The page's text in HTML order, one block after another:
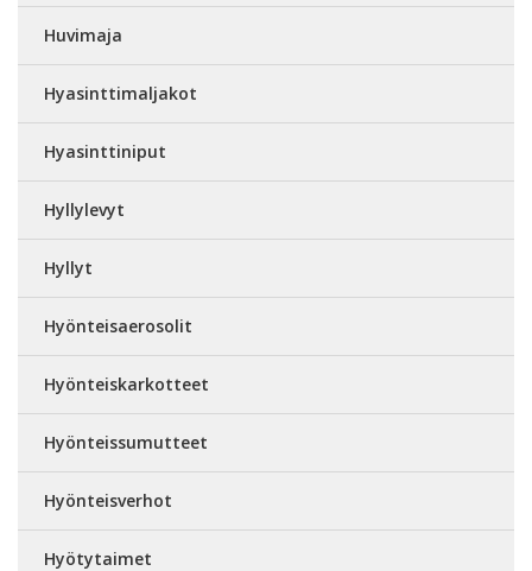
Huvimaja
Hyasinttimaljakot
Hyasinttiniput
Hyllylevyt
Hyllyt
Hyönteisaerosolit
Hyönteiskarkotteet
Hyönteissumutteet
Hyönteisverhot
Hyötytaimet